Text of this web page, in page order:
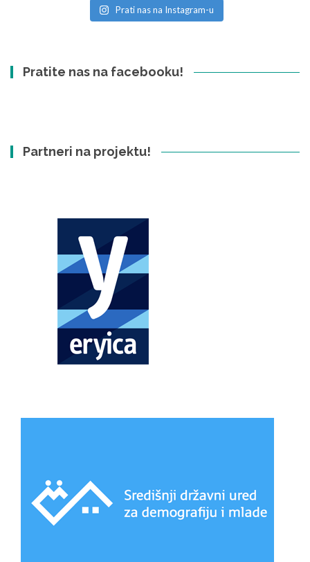
Prati nas na Instagram-u
Pratite nas na facebooku!
Partneri na projektu!